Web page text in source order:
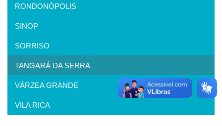
RONDONÓPOLIS
SINOP
SORRISO
TANGARÁ DA SERRA
VÁRZEA GRANDE
VILA RICA